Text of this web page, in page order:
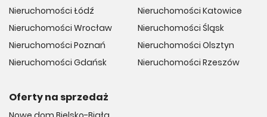
Nieruchomości Łódź
Nieruchomości Wrocław
Nieruchomości Poznań
Nieruchomości Gdańsk
Nieruchomości Katowice
Nieruchomości Śląsk
Nieruchomości Olsztyn
Nieruchomości Rzeszów
Oferty na sprzedaż